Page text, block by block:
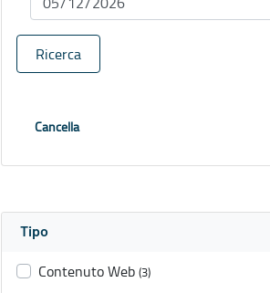
Ricerca
Cancella
Tipo
Contenuto Web (3)